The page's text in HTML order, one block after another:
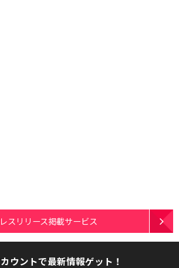
スリリース掲載サービス
ウントで最新情報ゲット！